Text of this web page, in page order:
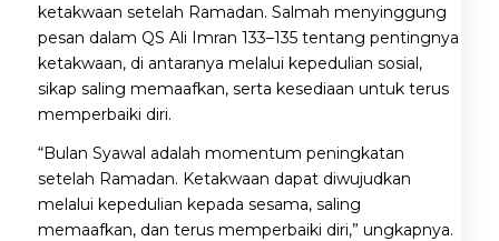
ketakwaan setelah Ramadan. Salmah menyinggung
pesan dalam QS Ali Imran 133–135 tentang pentingnya
ketakwaan, di antaranya melalui kepedulian sosial,
sikap saling memaafkan, serta kesediaan untuk terus
memperbaiki diri.
“Bulan Syawal adalah momentum peningkatan
setelah Ramadan. Ketakwaan dapat diwujudkan
melalui kepedulian kepada sesama, saling
memaafkan, dan terus memperbaiki diri,” ungkapnya.